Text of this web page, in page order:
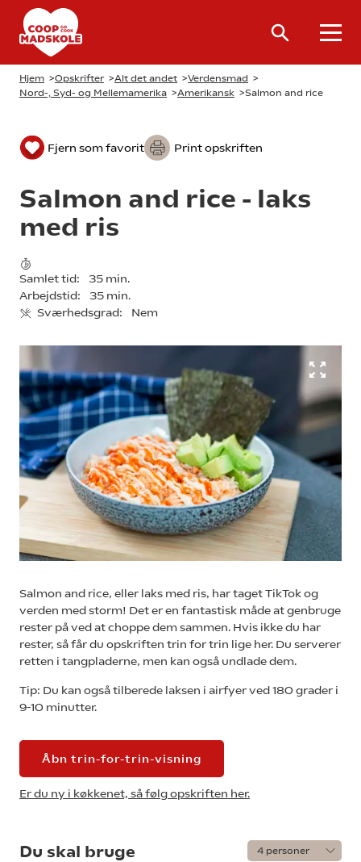
Hjem >Opskrifter >Alt det andet >Verdensmad >
Nord-, Syd- og Mellemamerika >Amerikansk >Salmon and rice
Fjern som favorit Print opskriften
Salmon and rice - laks
med ris
Samlet tid:
35 min.
Arbejdstid:
35 min.
Sværhedsgrad:
Nem
Salmon and rice, eller laks med ris, har taget TikTok og
verden med storm! Det er en fantastisk måde at genbruge
rester på ved at choppe dem sammen. Hvis ikke du har
rester, så får du opskriften trin for trin lige her. Du serverer
retten i tangpladerne, men kan også undlade dem.
Tip: Du kan også tilberede laksen i airfyer ved 180 grader i
9-10 minutter.
Åbn trin-for-trin-visning
Er du ny i køkkenet, så følg opskriften her.
Du skal bruge